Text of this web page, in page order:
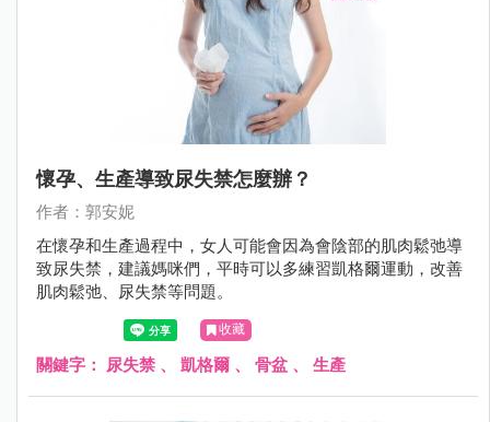
懷孕、生產導致尿失禁怎麼辦？
作者：郭安妮
在懷孕和生產過程中，女人可能會因為會陰部的肌肉鬆弛導
致尿失禁，建議媽咪們，平時可以多練習凱格爾運動，改善
肌肉鬆弛、尿失禁等問題。
收藏
關鍵字： 尿失禁 、 凱格爾 、 骨盆 、 生產